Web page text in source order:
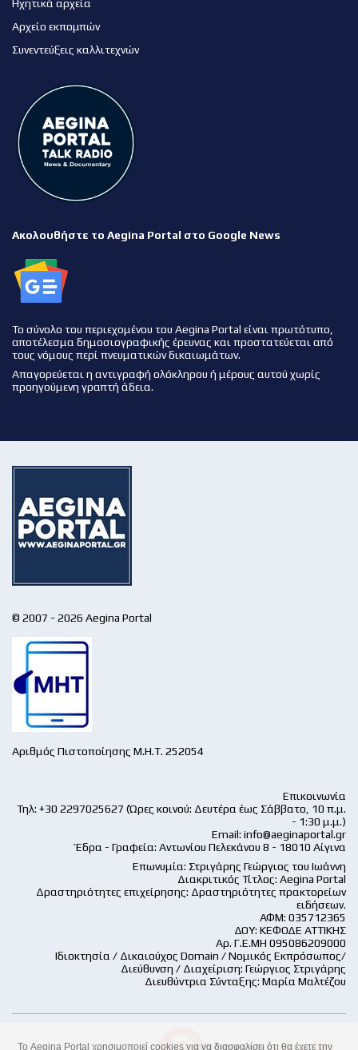
Το Aegina Portal χρησιμοποιεί cookies για να διασφαλίσει ότι θα έχετε την
Ηχητικά αρχεία
Αρχείο εκπομπών
Συνεντεύξεις καλλιτεχνών
Ακολουθήστε το Aegina Portal στο Google News
Το σύνολο του περιεχομένου του Aegina Portal είναι πρωτότυπο,
αποτέλεσμα δημοσιογραφικής έρευνας και προστατεύεται από
τους νόμους περί πνευματικών δικαιωμάτων.
Απαγορεύεται η αντιγραφή ολόκληρου ή μέρους αυτού χωρίς
προηγούμενη γραπτή άδεια.
© 2007 - 2026 Aegina Portal
Αριθμός Πιστοποίησης Μ.Η.Τ. 252054
Επικοινωνία
Τηλ: +30 2297025627 (Ώρες κοινού: Δευτέρα έως Σάββατο, 10 π.μ.
- 1:30 μ.μ.)
Email: info@aeginaportal.gr
Έδρα - Γραφεία: Αντωνίου Πελεκάνου 8 - 18010 Αίγινα
Επωνυμία: Στριγάρης Γεώργιος του Ιωάννη
Διακριτικός Τίτλος: Aegina Portal
Δραστηριότητες επιχείρησης: Δραστηριότητες πρακτορείων
ειδήσεων.
ΑΦΜ: 035712365
ΔΟΥ: ΚΕΦΟΔΕ ΑΤΤΙΚΗΣ
Αρ. Γ.Ε.ΜΗ 095086209000
Ιδιοκτησία / Δικαιούχος Domain / Νομικός Εκπρόσωπος/
Διεύθυνση / Διαχείριση: Γεώργιος Στριγάρης
Διευθύντρια Σύνταξης: Μαρία Μαλτέζου